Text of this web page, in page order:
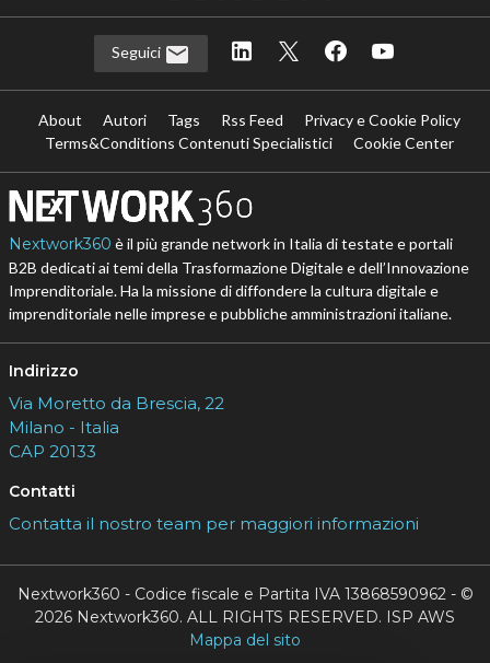
Seguici
About Autori Tags Rss Feed
Privacy e Cookie Policy
Terms&Conditions Contenuti Specialistici
Cookie Center
Nextwork360 è il più grande network in Italia di testate e portali
B2B dedicati ai temi della Trasformazione Digitale e dell’Innovazione
Imprenditoriale. Ha la missione di diffondere la cultura digitale e
imprenditoriale nelle imprese e pubbliche amministrazioni italiane.
Indirizzo
Via Moretto da Brescia, 22
Milano - Italia
CAP 20133
Contatti
Contatta il nostro team per maggiori informazioni
Nextwork360 - Codice fiscale e Partita IVA 13868590962 - ©
2026 Nextwork360. ALL RIGHTS RESERVED. ISP AWS
Mappa del sito